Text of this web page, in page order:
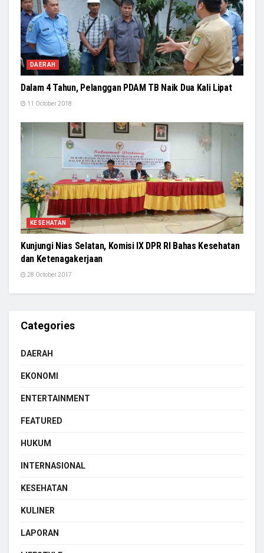
DAERAH
Dalam 4 Tahun, Pelanggan PDAM TB Naik Dua Kali Lipat
11 October 2018
KESEHATAN
Kunjungi Nias Selatan, Komisi IX DPR RI Bahas Kesehatan
dan Ketenagakerjaan
28 October 2017
Categories
DAERAH
EKONOMI
ENTERTAINMENT
FEATURED
HUKUM
INTERNASIONAL
KESEHATAN
KULINER
LAPORAN